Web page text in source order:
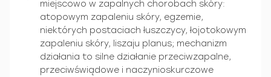
miejscowo w zapalnych chorobach skóry:
atopowym zapaleniu skóry, egzemie,
niektórych postaciach łuszczycy, łojotokowym
zapaleniu skóry, liszaju planus; mechanizm
działania to silne działanie przeciwzapalne,
przeciwświądowe i naczynioskurczowe